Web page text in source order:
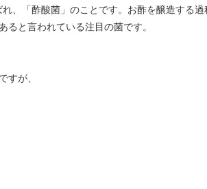
、「酢酸菌」のことです。お酢を醸造する
と言われている注目の菌です。
すが、